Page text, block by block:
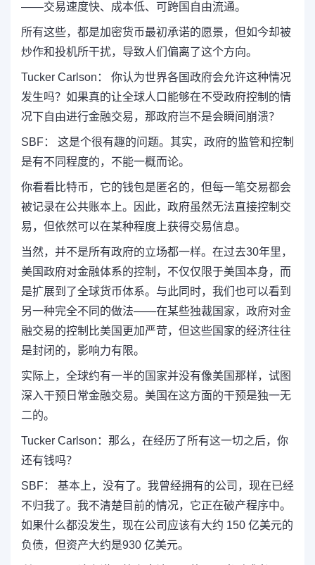
——交易速度快、成本低、可跨国自由流通。
所有这些，都是加密货币最初承诺的愿景，但如今却被
炒作和投机所干扰，导致人们偏离了这个方向。
Tucker Carlson： 你认为世界各国政府会允许这种情况
发生吗？如果真的让全球人口能够在不受政府控制的情
况下自由进行金融交易，那政府岂不是会瞬间崩溃？
SBF： 这是个很有趣的问题。其实，政府的监管和控制
是有不同程度的，不能一概而论。
你看看比特币，它的钱包是匿名的，但每一笔交易都会
被记录在公共账本上。因此，政府虽然无法直接控制交
易，但依然可以在某种程度上获得交易信息。
当然，并不是所有政府的立场都一样。在过去30年里，
美国政府对金融体系的控制，不仅仅限于美国本身，而
是扩展到了全球货币体系。与此同时，我们也可以看到
另一种完全不同的做法——在某些独裁国家，政府对金
融交易的控制比美国更加严苛，但这些国家的经济往往
是封闭的，影响力有限。
实际上，全球约有一半的国家并没有像美国那样，试图
深入干预日常金融交易。美国在这方面的干预是独一无
二的。
Tucker Carlson：那么，在经历了所有这一切之后，你
还有钱吗？
SBF： 基本上，没有了。我曾经拥有的公司，现在已经
不归我了。我不清楚目前的情况，它正在破产程序中。
如果什么都没发生，现在公司应该有大约 150 亿美元的
负债，但资产大约是930 亿美元。